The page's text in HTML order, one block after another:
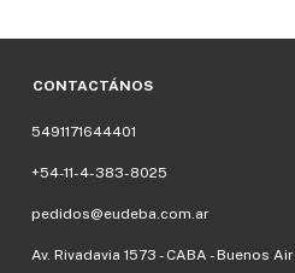
CONTACTÁNOS
5491171644401
+54-11-4-383-8025
pedidos@eudeba.com.ar
Av. Rivadavia 1573 - CABA - Buenos